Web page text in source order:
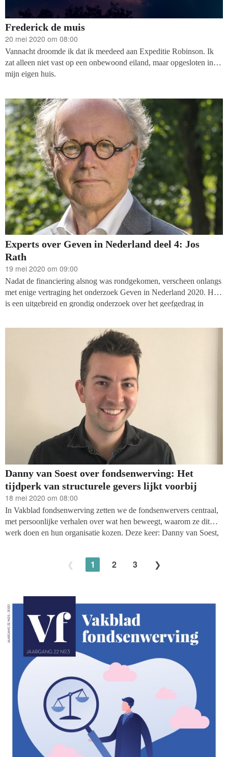
Frederick de muis
20 mei 2020 om 08:00
Vannacht droomde ik dat ik meedeed aan Expeditie Robinson. Ik
zat alleen niet vast op een onbewoond eiland, maar opgesloten in
mijn eigen huis.
Experts over Geven in Nederland deel 4: Jos
Rath
19 mei 2020 om 09:00
Nadat de financiering alsnog was rondgekomen, verscheen onlangs
met enige vertraging het onderzoek Geven in Nederland 2020. Het
is een uitgebreid en grondig onderzoek over het geefgedrag in
goed begrip: dat was dus voor de coronacrisis. We vroegen enkele
specialisten om commentaar te leveren op de zaken die hen
Vandaag het laatste deel: Jos Rath over
betekenisvoller ondernemen.
Danny van Soest over fondsenwerving: Het
tijdperk van structurele gevers lijkt voorbij
18 mei 2020 om 08:00
In Vakblad fondsenwerving zetten we de fondsenwervers centraal,
met persoonlijke verhalen over wat hen beweegt, waarom ze dit
werk doen en hun organisatie kozen. Deze keer: Danny van Soest,
1 2 3